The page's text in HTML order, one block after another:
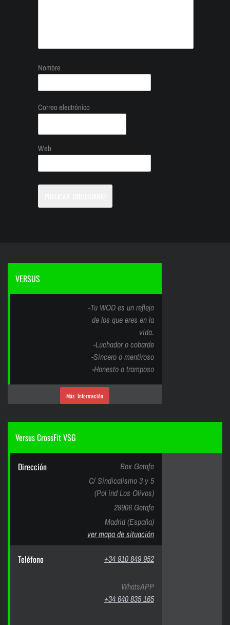
Nombre
Correo electrónico
Web
VERSUS
-Tu WOD es un reflejo
de los que eres en la
vida.
-Luchador o cobarde
-Sincero o mentiroso
-Honesto o tramposo
Más Información
Versus CrossFit VSG
Dirección
Box Getafe
C/ Sindicalismo 3 y 5
(Pol ind Los Olivos)
28906 Getafe
Madrid (España)
ver mapa de situación
Teléfono +34 910 849 952
WhatsAPP
+34 640 835 165